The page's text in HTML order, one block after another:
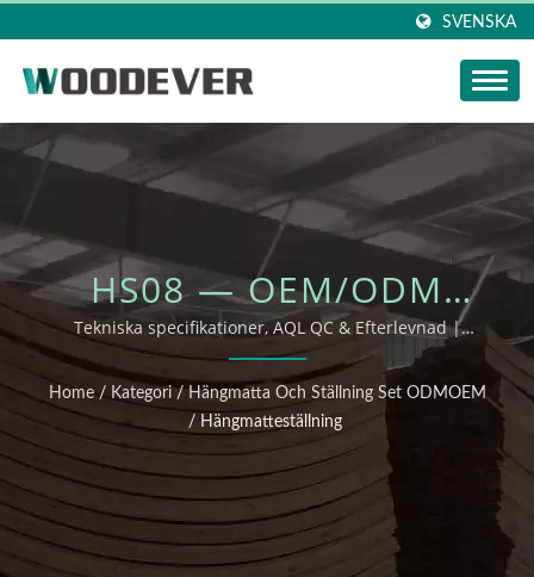
SVENSKA
HS08 — OEM/ODM
UTOMHUSMÖBLER
Tekniska specifikationer, AQL QC & Efterlevnad |
WOODEVER
Home / Kategori / Hängmatta Och Ställning Set ODMOEM
/ Hängmatteställning